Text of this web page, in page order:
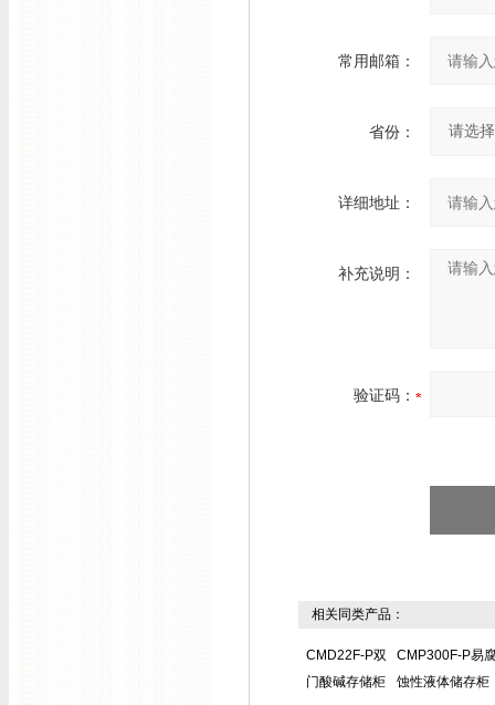
常用邮箱：
省份：
详细地址：
补充说明：
验证码：
相关同类产品：
CMD22F-P双
门酸碱存储柜
CMP300F-P易
蚀性液体储存柜